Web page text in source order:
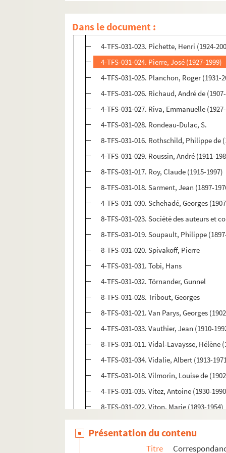
Dans le document :
8-TFS-031-015. Peynet, Raymond
4-TFS-031-022. Philipe, Gérard (1922-
4-TFS-031-023. Pichette, Henri (1924-
4-TFS-031-024. Pierre, José (1927-1999)
4-TFS-031-025. Planchon, Roger (1931-
4-TFS-031-026. Richaud, André de
4-TFS-031-027. Riva, Emmanuelle
4-TFS-031-028. Rondeau-Dulac, S.
8-TFS-031-016. Rothschild, Philippe de
4-TFS-031-029. Roussin, André (1911-
8-TFS-031-017. Roy, Claude (1915-1997)
8-TFS-031-018. Sarment, Jean (1897-
4-TFS-031-030. Schehadé, Georges
8-TFS-031-023. Société des auteurs et
8-TFS-031-019. Soupault, Philippe
8-TFS-031-020. Spivakoff, Pierre
4-TFS-031-031. Tobi, Hans
4-TFS-031-032. Törnander, Gunnel
8-TFS-031-028. Tribout, Georges
8-TFS-031-021. Van Parys, Georges
4-TFS-031-033. Vauthier, Jean (1910-
8-TFS-031-011. Vidal-Lavaÿsse, Hélène
4-TFS-031-034. Vidalie, Albert (1913-
4-TFS-031-018. Vilmorin, Louise de
4-TFS-031-035. Vitez, Antoine (1930-
8-TFS-031-022. Viton, Marie (1893-1954)
4-TFS-031-036. Vitrac, Roger (1899-
4-TFS-031-037. Wiener, Jean (1896-1982)
Présentation du contenu
Titre